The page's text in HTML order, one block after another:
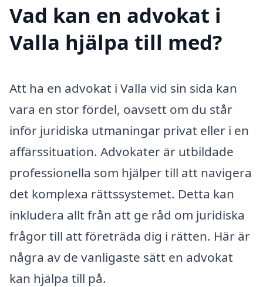
Vad kan en advokat i
Valla hjälpa till med?
Att ha en advokat i Valla vid sin sida kan
vara en stor fördel, oavsett om du står
inför juridiska utmaningar privat eller i en
affärssituation. Advokater är utbildade
professionella som hjälper till att navigera
det komplexa rättssystemet. Detta kan
inkludera allt från att ge råd om juridiska
frågor till att företräda dig i rätten. Här är
några av de vanligaste sätt en advokat
kan hjälpa till på.